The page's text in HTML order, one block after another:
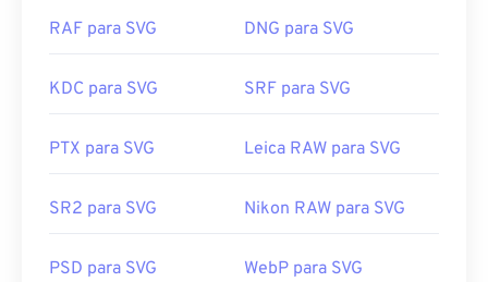
RAF para SVG DNG para SVG
KDC para SVG SRF para SVG
PTX para SVG Leica RAW para SVG
SR2 para SVG Nikon RAW para SVG
PSD para SVG WebP para SVG